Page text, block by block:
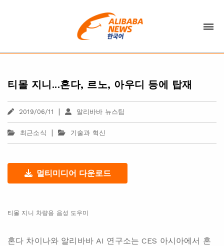
티몰 지니...혼다, 르노, 아우디 등에 탑재
2019/06/11 | 알리바바 뉴스팀
최근소식 | 기술과 혁신
멀티미디어 다운로드
티몰 지니 차량용 음성 도우미
혼다 차이나와 알리바바 AI 연구소는 CES 아시아에서 혼